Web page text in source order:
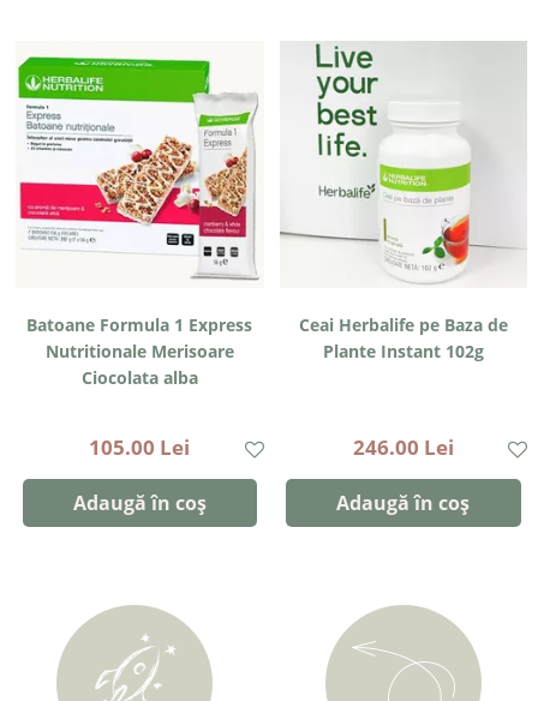
Batoane Formula 1 Express
Nutritionale Merisoare
Ciocolata alba
105.00 Lei
Adaugă în coș
Ceai Herbalife pe Baza de
Plante Instant 102g
246.00 Lei
Adaugă în coș